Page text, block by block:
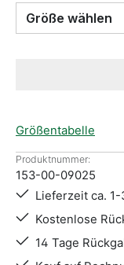
Größe wählen
Größentabelle
Produktnummer:
153-00-09025
Lieferzeit ca. 1-
Kostenlose
14 Tage